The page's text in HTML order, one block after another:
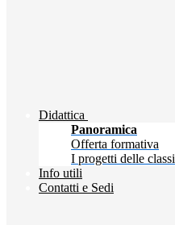
Didattica
Panoramica
Offerta formativa
I progetti delle classi
Info utili
Contatti e Sedi